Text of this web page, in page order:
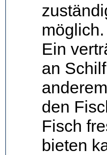
möglich.
Ein
an
den
Fisch
bieten